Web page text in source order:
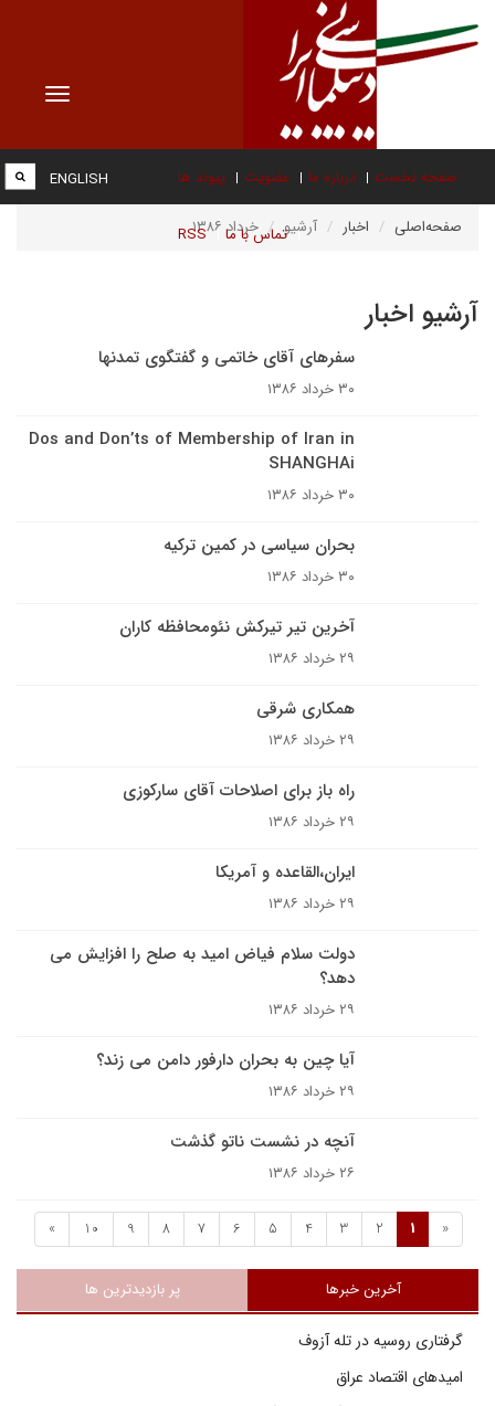
Toggle
صفحه نخست درباره ما عضویت پیوند ها
تماس با ما RSS
ENGLISH
صفحه‌اصلی اخبار آرشیو خرداد ۱۳۸۶
آرشیو اخبار
سفرهاى آقاى خاتمى و گفتگوى تمدنها
۳۰ خرداد ۱۳۸۶
Dos and Don’ts of Membership of Iran in
SHANGHAi
۳۰ خرداد ۱۳۸۶
بحران سياسى در کمين ترکيه
۳۰ خرداد ۱۳۸۶
آخرين تير تيرکش نئومحافظه کاران
۲۹ خرداد ۱۳۸۶
همکاری شرقی
۲۹ خرداد ۱۳۸۶
راه باز براى اصلاحات آقاى سارکوزى
۲۹ خرداد ۱۳۸۶
ايران،القاعده و آمريکا
۲۹ خرداد ۱۳۸۶
دولت سلام فياض اميد به صلح را افزايش مى
دهد؟
۲۹ خرداد ۱۳۸۶
آيا چين به بحران دارفور دامن مى زند؟
۲۹ خرداد ۱۳۸۶
آنچه در نشست ناتو گذشت
۲۶ خرداد ۱۳۸۶
«
1
2
3
4
5
6
7
8
9
10
»
آخرین خبرها پر بازدیدترین ها
گرفتاری روسیه در تله آزوف
امیدهای اقتصاد عراق